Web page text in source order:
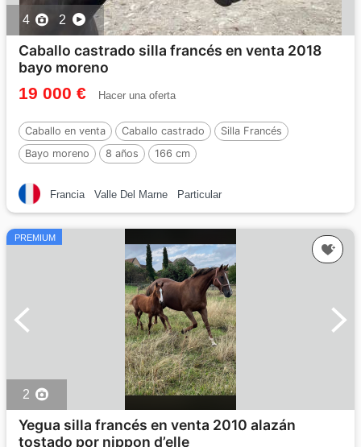
4 2
Caballo castrado silla francés en venta 2018
bayo moreno
19 000 € Hacer una oferta
Caballo en venta Caballo castrado
Silla Francés
Bayo moreno
8 años 166 cm
Francia Valle Del Marne Particular
PREMIUM
2
Yegua silla francés en venta 2010 alazán
tostado por nippon d’elle